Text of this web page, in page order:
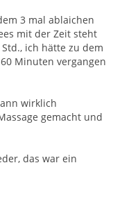
3 mal ablaichen
mit der Zeit steht
ich hätte zu dem
Minuten vergangen
wirklich
gemacht und
das war ein